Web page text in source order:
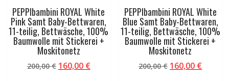
PEPPIbambini ROYAL White
Pink Samt Baby-Bettwaren,
11-teilig, Bettwäsche, 100%
Baumwolle mit Stickerei +
Moskitonetz
200,00€ Ursprünglicher
160,00 €Aktueller
PEPPIbambini ROYAL White
Blue Samt Baby-Bettwaren,
11-teilig, Bettwäsche, 100%
Baumwolle mit Stickerei +
Moskitonetz
200,00€ Ursprünglicher
160,00 €